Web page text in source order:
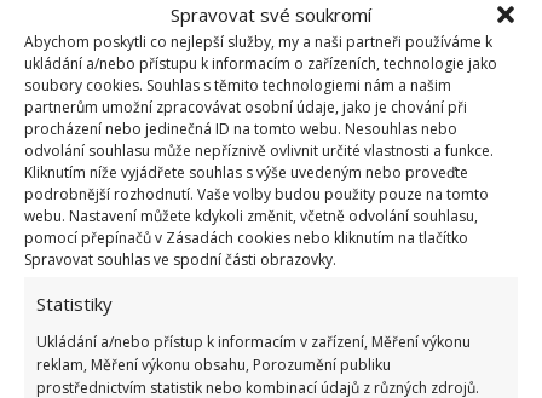
Spravovat své soukromí
Abychom poskytli co nejlepší služby, my a naši partneři používáme k
ukládání a/nebo přístupu k informacím o zařízeních, technologie jako
soubory cookies. Souhlas s těmito technologiemi nám a našim
partnerům umožní zpracovávat osobní údaje, jako je chování při
procházení nebo jedinečná ID na tomto webu. Nesouhlas nebo
odvolání souhlasu může nepříznivě ovlivnit určité vlastnosti a funkce.
Kliknutím níže vyjádřete souhlas s výše uvedeným nebo proveďte
podrobnější rozhodnutí. Vaše volby budou použity pouze na tomto
webu. Nastavení můžete kdykoli změnit, včetně odvolání souhlasu,
pomocí přepínačů v Zásadách cookies nebo kliknutím na tlačítko
Spravovat souhlas ve spodní části obrazovky.
Statistiky
Ukládání a/nebo přístup k informacím v zařízení, Měření výkonu
reklam, Měření výkonu obsahu, Porozumění publiku
prostřednictvím statistik nebo kombinací údajů z různých zdrojů.
Fotografie: Unsplash
Pro dokonale čistou koupelnu je zapotřebí dodržet
ještě třetí krok, ve kterém se také při úklidu elmi
často chybuje. V konečné fázi úklidu máme ve zvyku
povrch opláchnout studenou vodou. Ta nám ale
nezajistí zahubení nebezpečných mikrobů a
bakterií.K tomuto účelu slouží pouze voda teplá.
Pokud k úklidu používáme jedlou sodu, nedojde v
kombinaci se studenou vodou k jejímu rozpuštění a
zbytečné.